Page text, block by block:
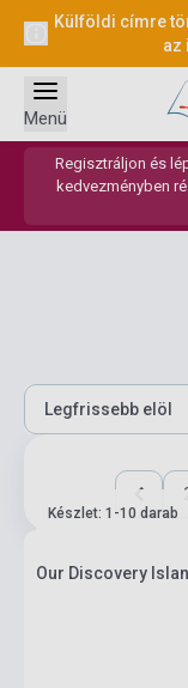
Külföldi címre
az
Regisztráljon és
kedvezményben
Menü
Készlet: 1-10 darab
Our Discovery